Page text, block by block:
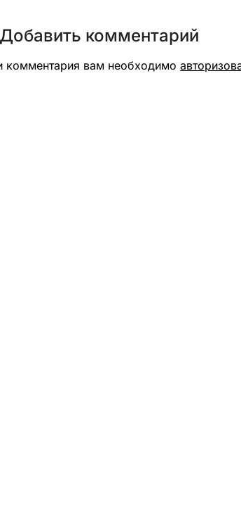
Добавить комментарий
комментария вам необходимо